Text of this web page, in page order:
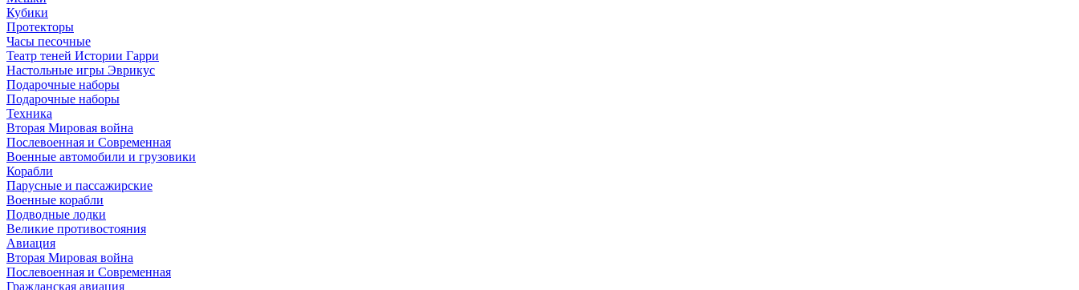
Кубики
Протекторы
Часы песочные
Театр теней Истории Гарри
Настольные игры Эврикус
Подарочные наборы
Подарочные наборы
Техника
Вторая Мировая война
Послевоенная и Современная
Военные автомобили и грузовики
Корабли
Парусные и пассажирские
Военные корабли
Подводные лодки
Великие противостояния
Авиация
Вторая Мировая война
Послевоенная и Современная
Гражданская авиация